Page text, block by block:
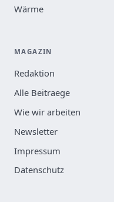
Wärme
MAGAZIN
Redaktion
Alle Beitraege
Wie wir arbeiten
Newsletter
Impressum
Datenschutz